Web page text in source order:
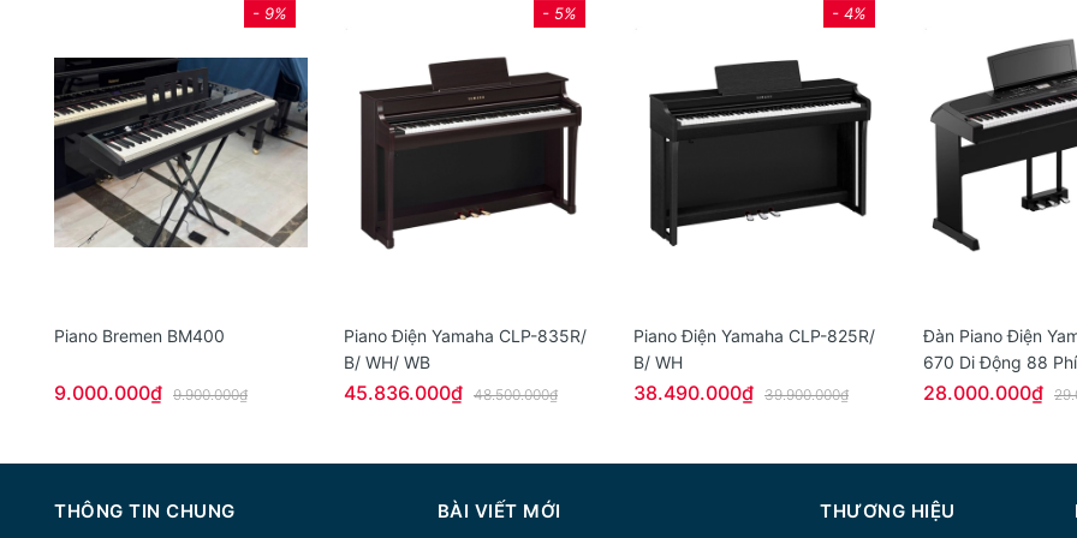
- 9%
Piano Bremen BM400
9.000.000₫ 9.900.000₫
- 5%
Piano Điện Yamaha CLP-835R/
B/ WH/ WB
45.836.000₫ 48.500.000₫
- 4%
Piano Điện Yamaha CLP-825R/
B/ WH
38.490.000₫ 39.900.000₫
Đàn Piano Điện
670 Di Động 88
Portable Grand
28.000.000₫
THÔNG TIN CHUNG BÀI VIẾT MỚI THƯƠNG HIỆU